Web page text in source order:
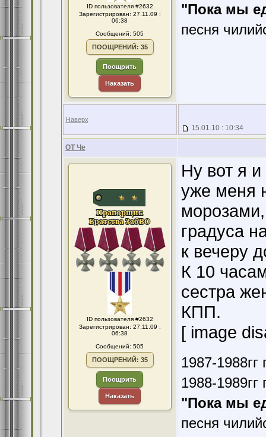
ID пользователя #2632
Зарегистрирован: 27.11.09 :
06:38
Сообщений: 505
ПООЩРЕНИЙ: 35
Поощрить
Наказать
"Пока мы
песня
Наверх
15.01.10 : 10:34
ОТ Че
ID пользователя #2632
Зарегистрирован: 27.11.09 :
06:38
Сообщений: 505
ПООЩРЕНИЙ: 35
Поощрить
Наказать
Ну вот я
уже меня
градуса
к вечеру
К 10
сестра
КПП.
[ image
1987-
1988-
"Пока мы
песня